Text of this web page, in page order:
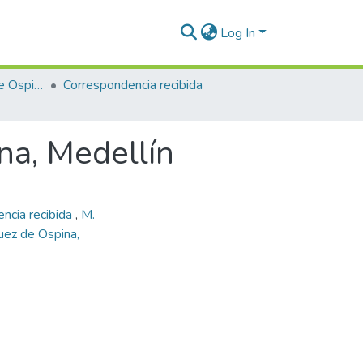
Log In
Enriqueta Vásquez de Ospina
Correspondencia recibida
Medellín
recibida , M.
de Ospina,